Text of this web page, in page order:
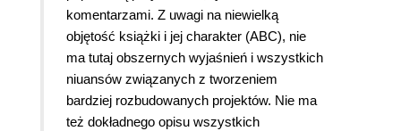
komentarzami. Z uwagi na niewielką
objętość książki i jej charakter (ABC), nie
ma tutaj obszernych wyjaśnień i wszystkich
niuansów związanych z tworzeniem
bardziej rozbudowanych projektów. Nie ma
też dokładnego opisu wszystkich